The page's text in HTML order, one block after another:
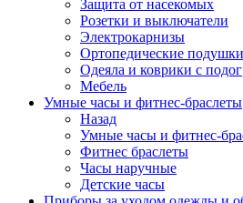
Защита от насекомых
Розетки и выключатели
Электрокарнизы
Ортопедические подушки
Одеяла и коврики с
Мебель
Умные часы и фитнес-браслеты
Назад
Умные часы и фитнес-
Фитнес браслеты
Часы наручные
Детские часы